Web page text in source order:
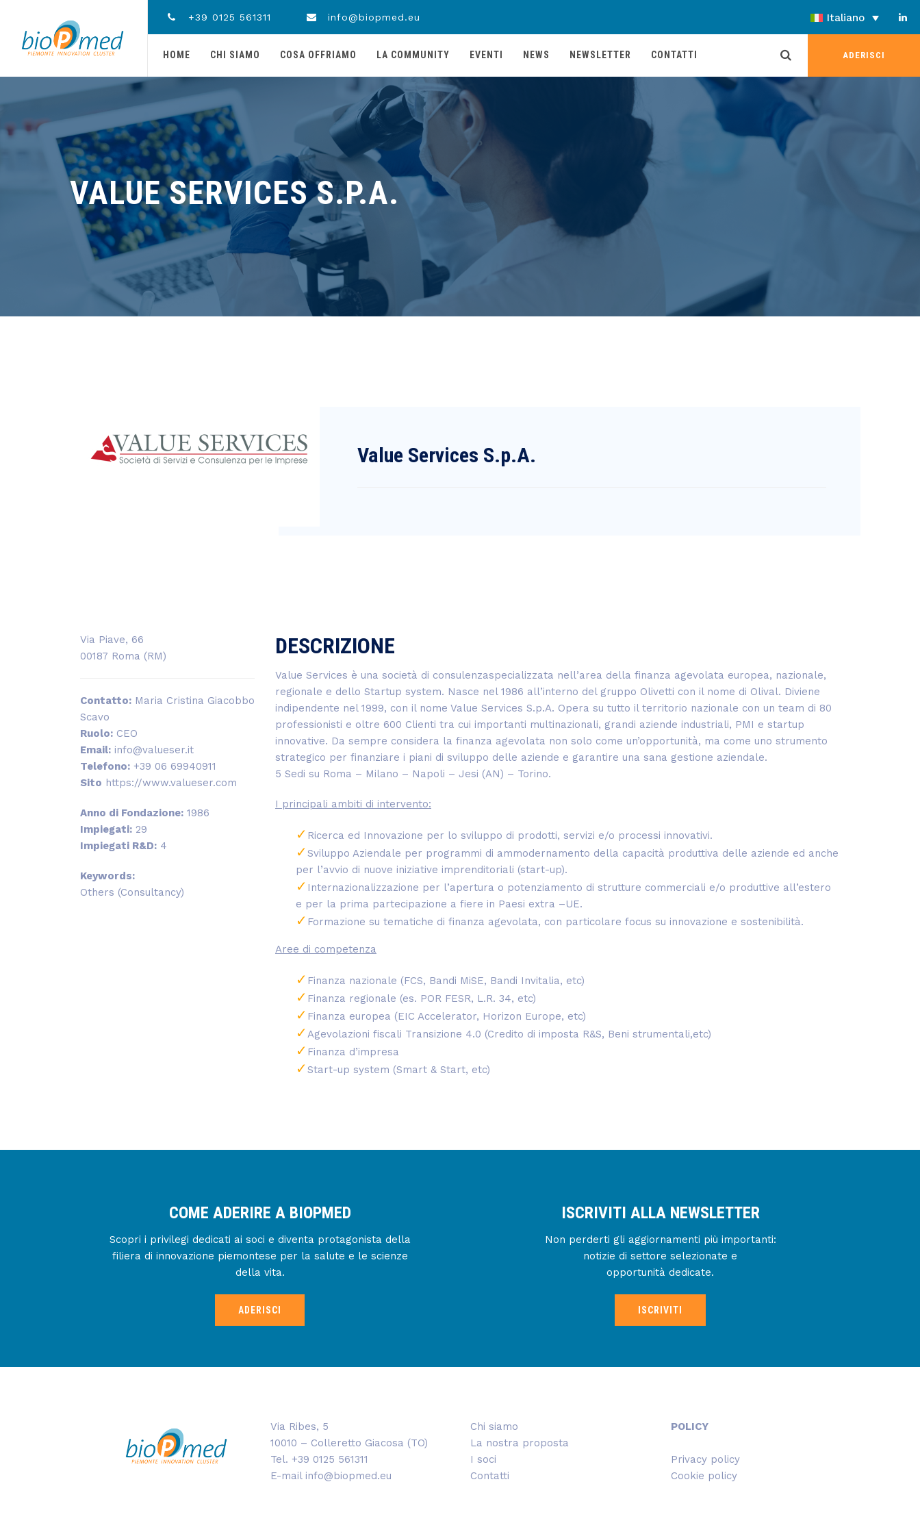
+39 0125 561311 info@biopmed.eu Italiano
ADERISCI
HOME CHI SIAMO COSA OFFRIAMO LA COMMUNITY EVENTI NEWS NEWSLETTER CONTATTI
VALUE SERVICES S.P.A.
Value Services S.p.A.
Via Piave, 66
00187 Roma (RM)
Contatto: Maria Cristina Giacobbo
Scavo
Ruolo: CEO
Email: info@valueser.it
Telefono: +39 06 69940911
Sito https://www.valueser.com
Anno di Fondazione: 1986
Impiegati: 29
Impiegati R&D: 4
Keywords:
Others (Consultancy)
DESCRIZIONE
Value Services è una società di consulenzaspecializzata nell’area della finanza agevolata europea, nazionale,
regionale e dello Startup system. Nasce nel 1986 all’interno del gruppo Olivetti con il nome di Olival. Diviene
indipendente nel 1999, con il nome Value Services S.p.A. Opera su tutto il territorio nazionale con un team di 80
professionisti e oltre 600 Clienti tra cui importanti multinazionali, grandi aziende industriali, PMI e startup
innovative. Da sempre considera la finanza agevolata non solo come un’opportunità, ma come uno strumento
strategico per finanziare i piani di sviluppo delle aziende e garantire una sana gestione aziendale.
5 Sedi su Roma – Milano – Napoli – Jesi (AN) – Torino.
I principali ambiti di intervento:
Ricerca ed Innovazione per lo sviluppo di prodotti, servizi e/o processi innovativi.
Sviluppo Aziendale per programmi di ammodernamento della capacità produttiva delle aziende ed anche
per l’avvio di nuove iniziative imprenditoriali (start-up).
Internazionalizzazione per l’apertura o potenziamento di strutture commerciali e/o produttive all’estero
e per la prima partecipazione a fiere in Paesi extra –UE.
Formazione su tematiche di finanza agevolata, con particolare focus su innovazione e sostenibilità.
Aree di competenza
Finanza nazionale (FCS, Bandi MiSE, Bandi Invitalia, etc)
Finanza regionale (es. POR FESR, L.R. 34, etc)
Finanza europea (EIC Accelerator, Horizon Europe, etc)
Agevolazioni fiscali Transizione 4.0 (Credito di imposta R&S, Beni strumentali,etc)
Finanza d’impresa
Start-up system (Smart & Start, etc)
COME ADERIRE A BIOPMED
Scopri i privilegi dedicati ai soci e diventa protagonista della
filiera di innovazione piemontese per la salute e le scienze
della vita.
ADERISCI
ISCRIVITI ALLA NEWSLETTER
Non perderti gli aggiornamenti più importanti:
notizie di settore selezionate e
opportunità dedicate.
ISCRIVITI
Via Ribes, 5
10010 – Colleretto Giacosa (TO)
Tel. +39 0125 561311
E-mail info@biopmed.eu
Chi siamo
La nostra proposta
I soci
Contatti
POLICY
Privacy policy
Cookie policy